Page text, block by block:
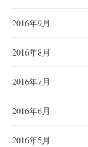
2016年9月
2016年8月
2016年7月
2016年6月
2016年5月